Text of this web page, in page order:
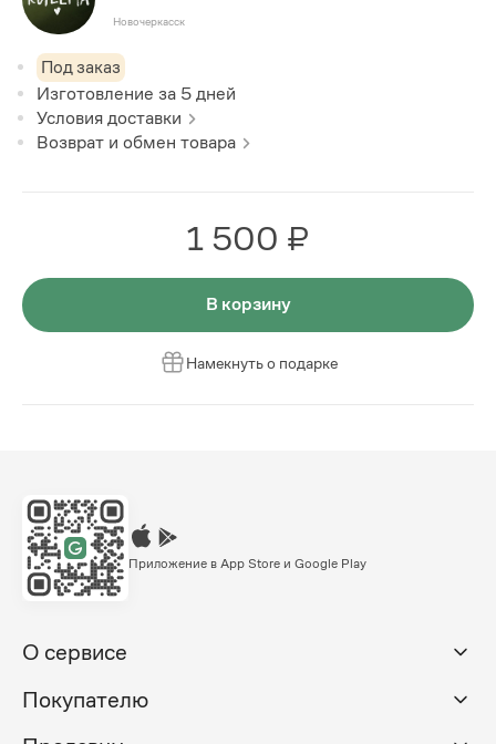
Новочеркасск
Под заказ
Изготовление за 5 дней
Условия доставки
Возврат и обмен товара
1 500 ₽
В корзину
Намекнуть о подарке
Приложение в App Store и Google Play
О сервисе
Покупателю